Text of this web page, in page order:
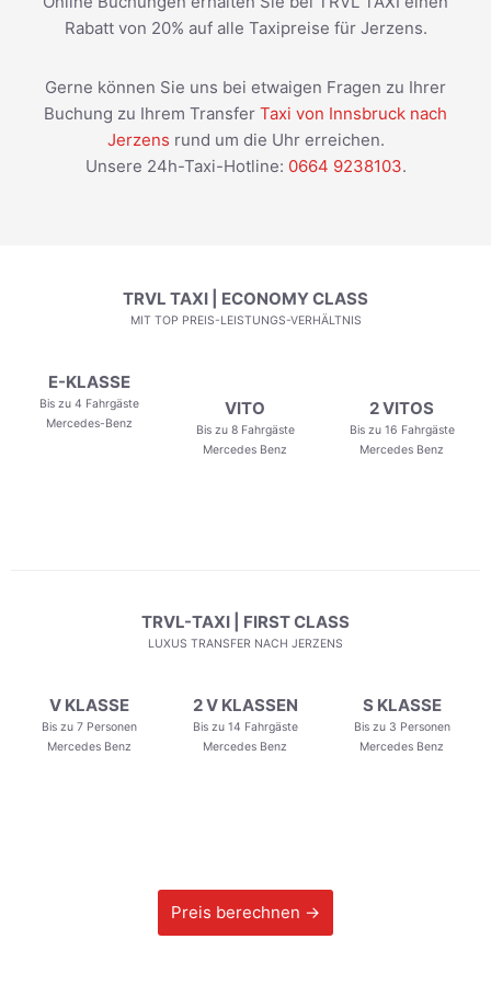
Rabatt von 20% auf alle Taxipreise für Jerzens.
Gerne können Sie uns bei etwaigen Fragen zu Ihrer
Buchung zu Ihrem Transfer Taxi von Innsbruck nach
Jerzens rund um die Uhr erreichen.
Unsere 24h-Taxi-Hotline: 0664 9238103.
TRVL TAXI | ECONOMY CLASS
MIT TOP PREIS-LEISTUNGS-VERHÄLTNIS
E-KLASSE
Bis zu 4 Fahrgäste
Mercedes-Benz
VITO
Bis zu 8 Fahrgäste
Mercedes Benz
2 VITOS
Bis zu 16 Fahrgäste
Mercedes Benz
TRVL-TAXI | FIRST CLASS
LUXUS TRANSFER NACH JERZENS
V KLASSE
Bis zu 7 Personen
Mercedes Benz
2 V KLASSEN
Bis zu 14 Fahrgäste
Mercedes Benz
S KLASSE
Bis zu 3 Personen
Mercedes Benz
Preis berechnen →